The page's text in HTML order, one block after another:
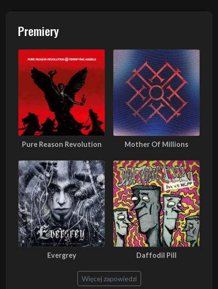
Premiery
Pure Reason Revolution Mother Of Millions
Evergrey Daffodil Pill
Więcej zapowiedzi